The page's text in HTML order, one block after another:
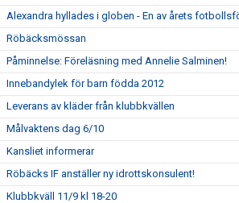
Alexandra hyllades i globen - En av årets
Röbäcksmössan
Påminnelse: Föreläsning med Annelie Salminen!
Innebandylek för barn födda 2012
Leverans av kläder från klubbkvällen
Målvaktens dag 6/10
Kansliet informerar
Röbäcks IF anställer ny idrottskonsulent!
Klubbkväll 11/9 kl 18-20